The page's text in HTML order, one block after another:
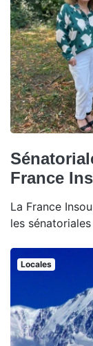
France
La France
les
Locales